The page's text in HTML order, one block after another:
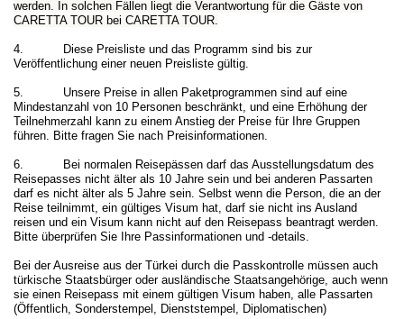
werden. In solchen Fällen liegt die Verantwortung für die Gäste von
CARETTA TOUR bei CARETTA TOUR.
4. Diese Preisliste und das Programm sind bis zur
Veröffentlichung einer neuen Preisliste gültig.
5. Unsere Preise in allen Paketprogrammen sind auf eine
Mindestanzahl von 10 Personen beschränkt, und eine Erhöhung der
Teilnehmerzahl kann zu einem Anstieg der Preise für Ihre Gruppen
führen. Bitte fragen Sie nach Preisinformationen.
6. Bei normalen Reisepässen darf das Ausstellungsdatum des
Reisepasses nicht älter als 10 Jahre sein und bei anderen Passarten
darf es nicht älter als 5 Jahre sein. Selbst wenn die Person, die an der
Reise teilnimmt, ein gültiges Visum hat, darf sie nicht ins Ausland
reisen und ein Visum kann nicht auf den Reisepass beantragt werden.
Bitte überprüfen Sie Ihre Passinformationen und -details.
Bei der Ausreise aus der Türkei durch die Passkontrolle müssen auch
türkische Staatsbürger oder ausländische Staatsangehörige, auch wenn
sie einen Reisepass mit einem gültigen Visum haben, alle Passarten
(Öffentlich, Sonderstempel, Dienststempel, Diplomatischen)